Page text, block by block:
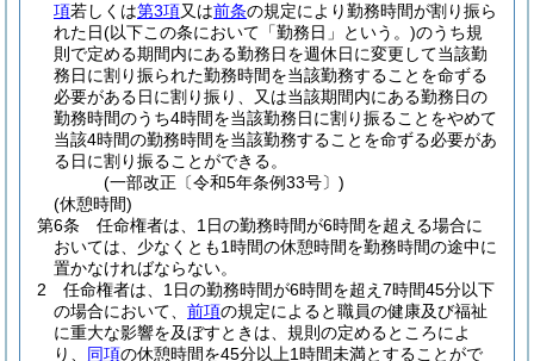
項若しくは第3項又は前条の規定により勤務時間が割り振ら
れた日(以下この条において「勤務日」という。)のうち規
則で定める期間内にある勤務日を週休日に変更して当該勤
務日に割り振られた勤務時間を当該勤務することを命ずる
必要がある日に割り振り、又は当該期間内にある勤務日の
勤務時間のうち4時間を当該勤務日に割り振ることをやめて
当該4時間の勤務時間を当該勤務することを命ずる必要があ
る日に割り振ることができる。
(一部改正〔令和5年条例33号〕)
(休憩時間)
第6条
任命権者は、1日の勤務時間が6時間を超える場合に
おいては、少なくとも1時間の休憩時間を勤務時間の途中に
置かなければならない。
2
任命権者は、1日の勤務時間が6時間を超え7時間45分以下
の場合において、 前項の規定によると職員の健康及び福祉
に重大な影響を及ぼすときは、規則の定めるところによ
り、 同項の休憩時間を45分以上1時間未満とすることがで